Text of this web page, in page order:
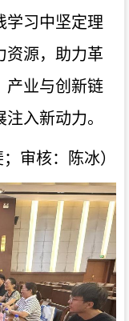
学习中坚定理
资源，助力革
产业与创新链
入新动力。
审核：陈冰）